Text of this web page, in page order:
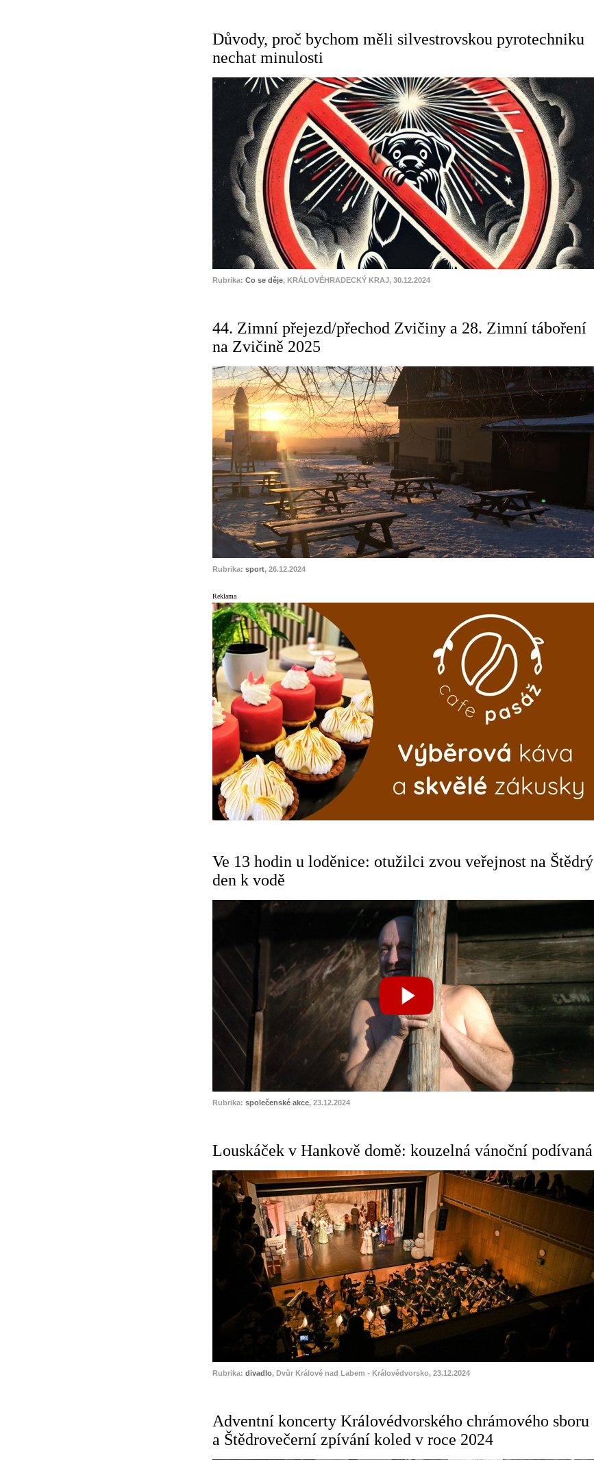
Důvody, proč bychom měli silvestrovskou pyrotechniku
nechat minulosti
Rubrika: Co se děje, KRÁLOVÉHRADECKÝ KRAJ, 30.12.2024
44. Zimní přejezd/přechod Zvičiny a 28. Zimní táboření
na Zvičině 2025
Rubrika: sport, 26.12.2024
Reklama
Ve 13 hodin u loděnice: otužilci zvou veřejnost na Štědrý
den k vodě
Rubrika: společenské akce, 23.12.2024
Louskáček v Hankově domě: kouzelná vánoční podívaná
Rubrika: divadlo, Dvůr Králové nad Labem - Královédvorsko, 23.12.2024
Adventní koncerty Královédvorského chrámového sboru
a Štědrovečerní zpívání koled v roce 2024